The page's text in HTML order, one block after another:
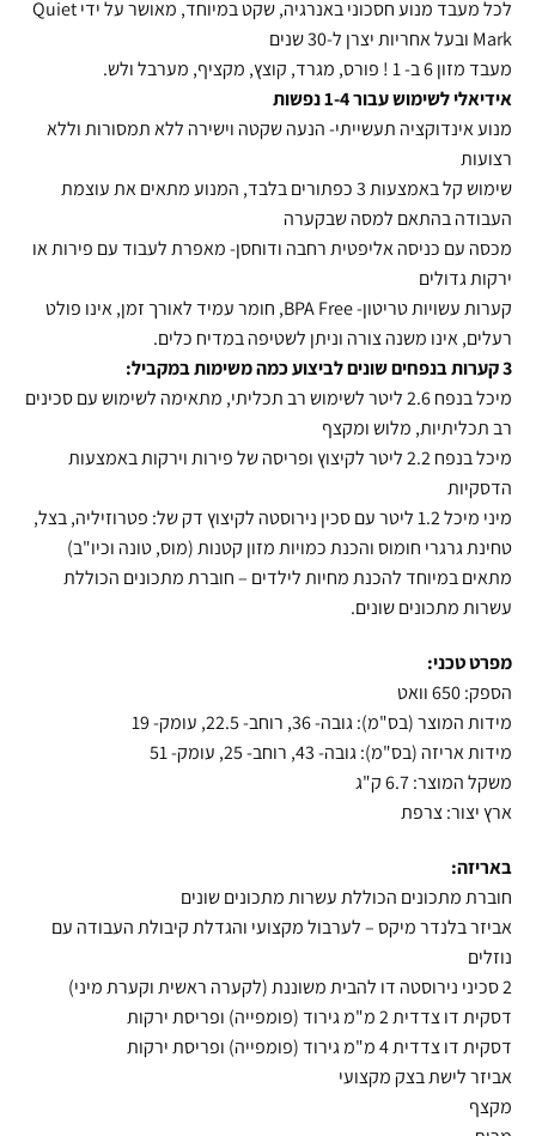
לכל מעבד מנוע חסכוני באנרגיה, שקט במיוחד, מאושר על ידי Quiet
Mark ובעל אחריות יצרן ל-30 שנים
מעבד מזון 6 ב- 1 ! פורס, מגרד, קוצץ, מקציף, מערבל ולש.
אידיאלי לשימוש עבור 1-4 נפשות
מנוע אינדוקציה תעשייתי- הנעה שקטה וישירה ללא תמסורות וללא
רצועות
שימוש קל באמצעות 3 כפתורים בלבד, המנוע מתאים את עוצמת
העבודה בהתאם למסה שבקערה
מכסה עם כניסה אליפטית רחבה ודוחסן- מאפרת לעבוד עם פירות או
ירקות גדולים
קערות עשויות טריטון- BPA Free, חומר עמיד לאורך זמן, אינו פולט
רעלים, אינו משנה צורה וניתן לשטיפה במדיח כלים.
3 קערות בנפחים שונים לביצוע כמה משימות במקביל:
מיכל בנפח 2.6 ליטר לשימוש רב תכליתי, מתאימה לשימוש עם סכינים
רב תכליתיות, מלוש ומקצף
מיכל בנפח 2.2 ליטר לקיצוץ ופריסה של פירות וירקות באמצעות
הדסקיות
מיני מיכל 1.2 ליטר עם סכין נירוסטה לקיצוץ דק של: פטרוזיליה, בצל,
טחינת גרגרי חומוס והכנת כמויות מזון קטנות (מוס, טונה וכיו"ב)
מתאים במיוחד להכנת מחיות לילדים – חוברת מתכונים הכוללת
עשרות מתכונים שונים.
מפרט טכני:
הספק: 650 וואט
מידות המוצר (בס"מ): גובה- 36, רוחב- 22.5, עומק- 19
מידות אריזה (בס"מ): גובה- 43, רוחב- 25, עומק- 51
משקל המוצר: 6.7 ק"ג
ארץ יצור: צרפת
באריזה:
חוברת מתכונים הכוללת עשרות מתכונים שונים
אביזר בלנדר מיקס – לערבול מקצועי והגדלת קיבולת העבודה עם
נוזלים
2 סכיני נירוסטה דו להבית משוננת (לקערה ראשית וקערת מיני)
דסקית דו צדדית 2 מ"מ גירוד (פומפייה) ופריסת ירקות
דסקית דו צדדית 4 מ"מ גירוד (פומפייה) ופריסת ירקות
אביזר לישת בצק מקצועי
מקצף